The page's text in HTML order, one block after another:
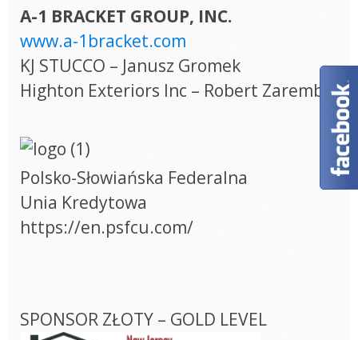
A-1 BRACKET GROUP, INC.
www.a-1bracket.com
KJ STUCCO – Janusz Gromek
Highton Exteriors Inc – Robert Zaremba
Polsko-Słowiańska Federalna
Unia Kredytowa
https://en.psfcu.com/
SPONSOR ZŁOTY – GOLD LEVEL